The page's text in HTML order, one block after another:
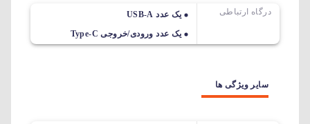
درگاه ارتباطی
یک عدد USB-A
یک عدد ورودی/خروجی Type-C
سایر ویژگی ها